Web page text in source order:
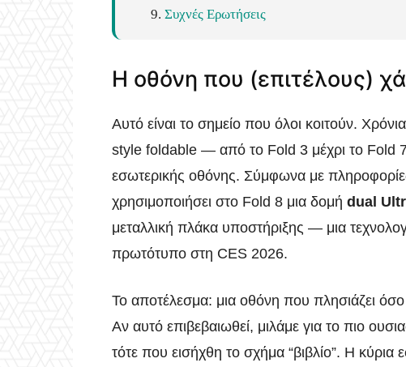
Συχνές Ερωτήσεις
Η οθόνη που (επιτέλους)
Αυτό είναι το σημείο που όλοι κοιτούν.
style foldable — από το Fold 3 μέχρι το Fold
εσωτερικής οθόνης. Σύμφωνα με
χρησιμοποιήσει στο Fold 8 μια δομή dual
μεταλλική πλάκα υποστήριξης — μια
πρωτότυπο στη CES 2026.
Το αποτέλεσμα: μια οθόνη που πλησιάζει
Αν αυτό επιβεβαιωθεί, μιλάμε για το πιο
τότε που εισήχθη το σχήμα “βιβλίο”. Η κύρια